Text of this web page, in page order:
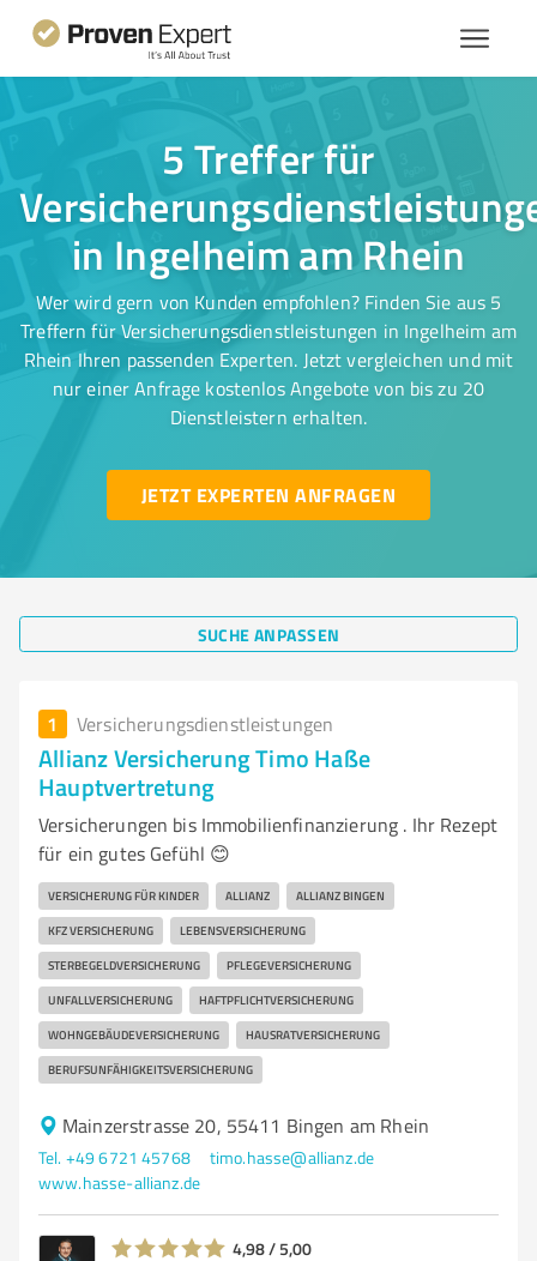
5 Treffer für
in Ingelheim am Rhein
Wer wird gern von Kunden empfohlen? Finden Sie aus 5
Treffern für Versicherungsdienstleistungen in Ingelheim am
Rhein Ihren passenden Experten. Jetzt vergleichen und mit
nur einer Anfrage kostenlos Angebote von bis zu 20
Dienstleistern erhalten.
JETZT EXPERTEN ANFRAGEN
SUCHE ANPASSEN
1 Versicherungsdienstleistungen
Allianz Versicherung Timo Haße
Hauptvertretung
Versicherungen bis Immobilienfinanzierung . Ihr Rezept
für ein gutes Gefühl 😊
VERSICHERUNG FÜR KINDER ALLIANZ ALLIANZ BINGEN
KFZ VERSICHERUNG LEBENSVERSICHERUNG
STERBEGELDVERSICHERUNG PFLEGEVERSICHERUNG
UNFALLVERSICHERUNG HAFTPFLICHTVERSICHERUNG
WOHNGEBÄUDEVERSICHERUNG HAUSRATVERSICHERUNG
BERUFSUNFÄHIGKEITSVERSICHERUNG
Mainzerstrasse 20, 55411 Bingen am Rhein
Tel. +49 6721 45768
timo.hasse@allianz.de
www.hasse-allianz.de
4,98 / 5,00